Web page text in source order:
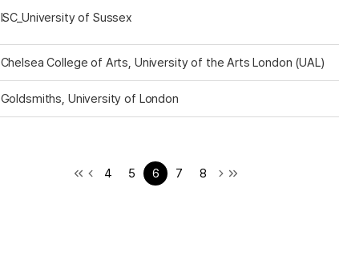
ISC_University of Sussex
Chelsea College of Arts, University of the Arts London (UAL)
Goldsmiths, University of London
4 5 6 7 8